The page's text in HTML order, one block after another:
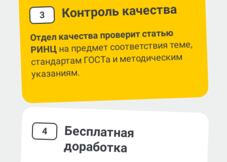
3 Контроль качества
Отдел качества проверит статью
РИНЦ на предмет соответствия теме,
стандартам ГОСТа и методическим
указаниям.
4 Бесплатная
доработка